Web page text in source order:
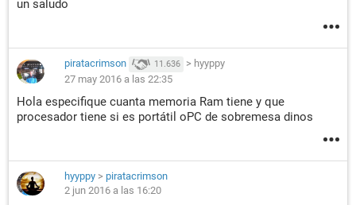
un saludo
piratacrimson 11.636 > hyyppy
27 may 2016 a las 22:35
Hola especifique cuanta memoria Ram tiene y que
procesador tiene si es portátil oPC de sobremesa dinos
hyyppy > piratacrimson
2 jun 2016 a las 16:20